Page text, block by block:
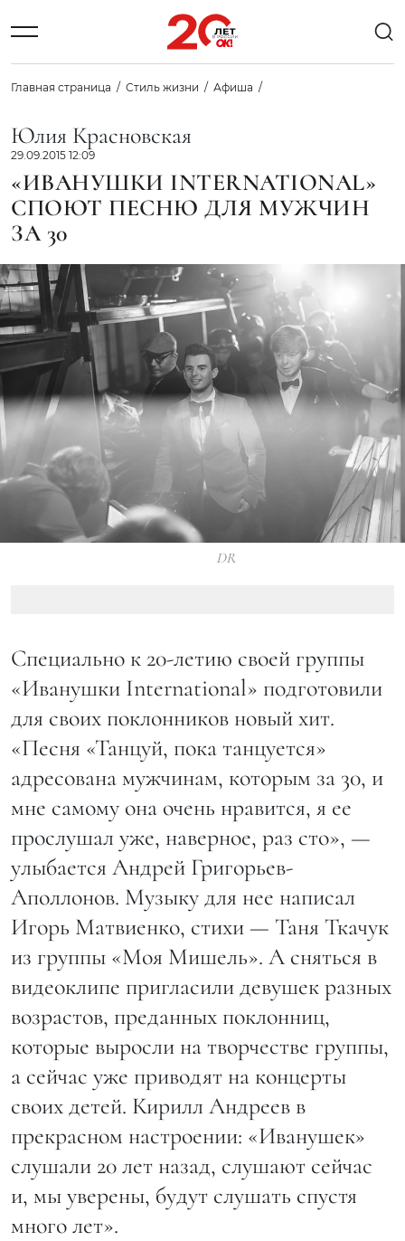
Главная страница Стиль жизни Афиша
Юлия Красновская
29.09.2015 12:09
«ИВАНУШКИ INTERNATIONAL»
СПОЮТ ПЕСНЮ ДЛЯ МУЖЧИН
ЗА 30
DR
Специально к 20-летию своей группы
«Иванушки International» подготовили
для своих поклонников новый хит.
«Песня «Танцуй, пока танцуется»
адресована мужчинам, которым за 30, и
мне самому она очень нравится, я ее
прослушал уже, наверное, раз сто», —
улыбается Андрей Григорьев-
Аполлонов. Музыку для нее написал
Игорь Матвиенко, стихи — Таня Ткачук
из группы «Моя Мишель». А сняться в
видеоклипе пригласили девушек разных
возрастов, преданных поклонниц,
которые выросли на творчестве группы,
а сейчас уже приводят на концерты
своих детей. Кирилл Андреев в
прекрасном настроении: «Иванушек»
слушали 20 лет назад, слушают сейчас
и, мы уверены, будут слушать спустя
много лет».